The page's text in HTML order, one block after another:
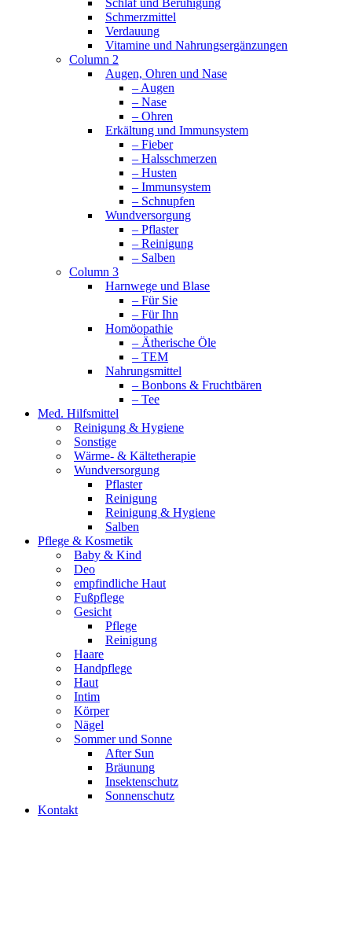
Schlaf und Beruhigung
Schmerzmittel
Verdauung
Vitamine und Nahrungsergänzungen
Column 2
Augen, Ohren und Nase
– Augen
– Nase
– Ohren
Erkältung und Immunsystem
– Fieber
– Halsschmerzen
– Husten
– Immunsystem
– Schnupfen
Wundversorgung
– Pflaster
– Reinigung
– Salben
Column 3
Harnwege und Blase
– Für Sie
– Für Ihn
Homöopathie
– Ätherische Öle
– TEM
Nahrungsmittel
– Bonbons & Fruchtbären
– Tee
Med. Hilfsmittel
Reinigung & Hygiene
Sonstige
Wärme- & Kältetherapie
Wundversorgung
Pflaster
Reinigung
Reinigung & Hygiene
Salben
Pflege & Kosmetik
Baby & Kind
Deo
empfindliche Haut
Fußpflege
Gesicht
Pflege
Reinigung
Haare
Handpflege
Haut
Intim
Körper
Nägel
Sommer und Sonne
After Sun
Bräunung
Insektenschutz
Sonnenschutz
Kontakt